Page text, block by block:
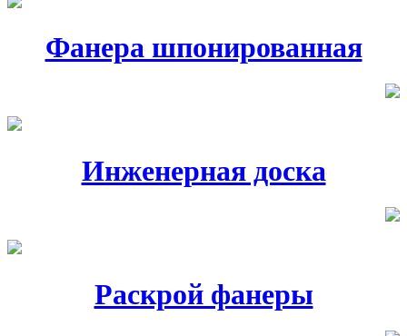
Фанера шпонированная
Инженерная доска
Раскрой фанеры